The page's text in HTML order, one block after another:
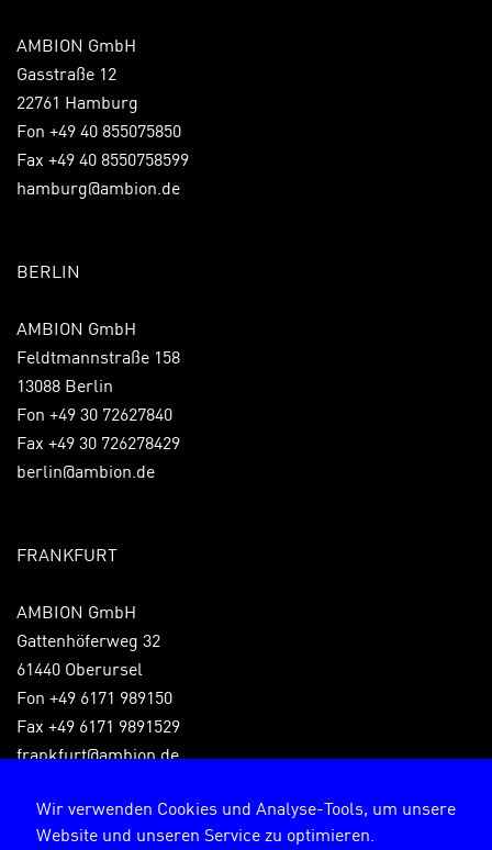
Wir verwenden Cookies und Analyse-Tools, um unsere
Website und unseren Service zu optimieren.
AMBION GmbH
Gasstraße 12
22761 Hamburg
Fon +49 40 855075850
Fax +49 40 8550758599
hamburg@ambion.de
BERLIN
AMBION GmbH
Feldtmannstraße 158
13088 Berlin
Fon +49 30 72627840
Fax +49 30 726278429
berlin@ambion.de
FRANKFURT
AMBION GmbH
Gattenhöferweg 32
61440 Oberursel
Fon +49 6171 989150
Fax +49 6171 9891529
frankfurt@ambion.de
Impressum